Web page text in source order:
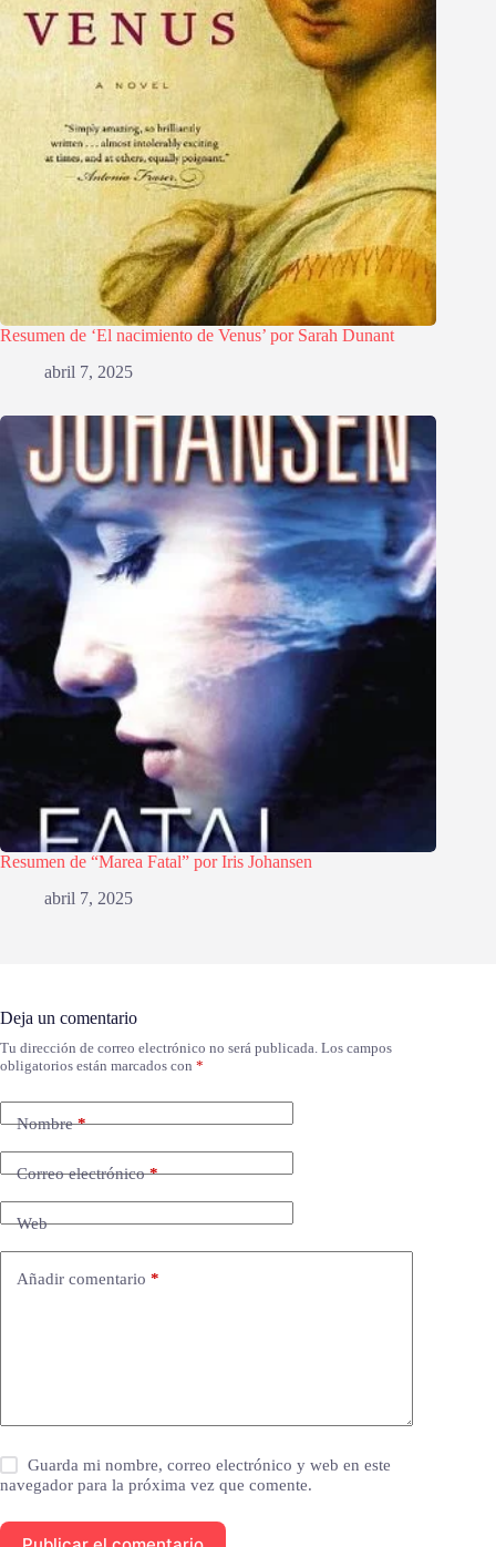
Resumen de ‘El nacimiento de Venus’ por Sarah Dunant
abril 7, 2025
Resumen de “Marea Fatal” por Iris Johansen
abril 7, 2025
Deja un comentario
Tu dirección de correo electrónico no será publicada. Los campos
obligatorios están marcados con *
Nombre*
Correo electrónico*
Web
Añadir comentario *
Guarda mi nombre, correo electrónico y web en este
navegador para la próxima vez que comente.